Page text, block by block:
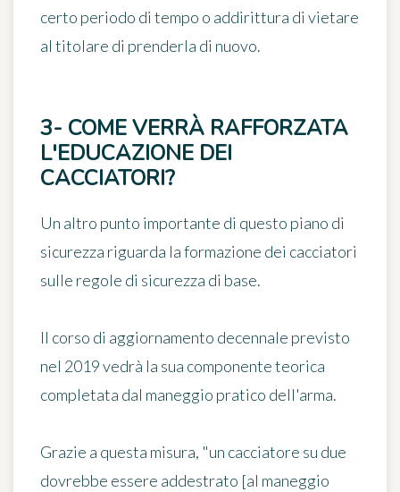
certo periodo di tempo o addirittura di vietare
al titolare di prenderla di nuovo.
3- COME VERRÀ RAFFORZATA
L'EDUCAZIONE DEI
CACCIATORI?
Un altro punto importante di questo piano di
sicurezza riguarda la formazione dei cacciatori
sulle regole di sicurezza di base.
Il corso di aggiornamento decennale previsto
nel 2019 vedrà la sua componente teorica
completata dal maneggio pratico dell'arma.
Grazie a questa misura, "un cacciatore su due
dovrebbe essere addestrato [al maneggio